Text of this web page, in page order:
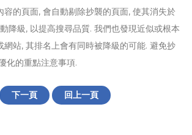
容的頁面, 會自動剔除抄襲的頁面, 使其消失於
降級, 以提高搜尋品質. 我們也發現近似或根本
網站, 其排名上會有同時被降級的可能. 避免抄
化的重點注意事項.
下一頁 回上一頁